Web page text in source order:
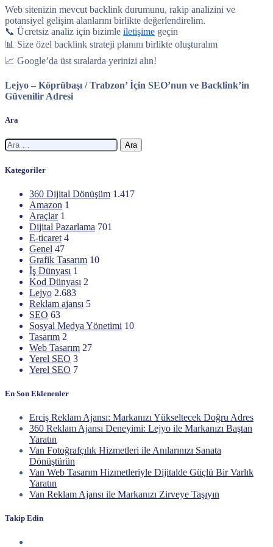
Web sitenizin mevcut backlink durumunu, rakip analizini ve
potansiyel gelişim alanlarını birlikte değerlendirelim.
📞 Ücretsiz analiz için bizimle iletişime geçin
📊 Size özel backlink strateji planını birlikte oluşturalım
📈 Google’da üst sıralarda yerinizi alın!
Lejyo – Köprübaşı / Trabzon’ İçin SEO’nun ve Backlink’in
Güvenilir Adresi
Ara
Arama:
Kategoriler
360 Dijital Dönüşüm 1.417
Amazon 1
Araçlar 1
Dijital Pazarlama 701
E-ticaret 4
Genel 47
Grafik Tasarım 10
İş Dünyası 1
Kod Dünyası 2
Lejyo 2.683
Reklam ajansı 5
SEO 63
Sosyal Medya Yönetimi 10
Tasarım 2
Web Tasarım 27
Yerel SEO 3
Yerel SEO 7
En Son Eklenenler
Erciş Reklam Ajansı: Markanızı Yükseltecek Doğru Adres
360 Reklam Ajansı Deneyimi: Lejyo ile Markanızı Baştan
Yaratın
Van Fotoğrafçılık Hizmetleri ile Anılarınızı Sanata
Dönüştürün
Van Web Tasarım Hizmetleriyle Dijitalde Güçlü Bir Varlık
Yaratın
Van Reklam Ajansı ile Markanızı Zirveye Taşıyın
Takip Edin